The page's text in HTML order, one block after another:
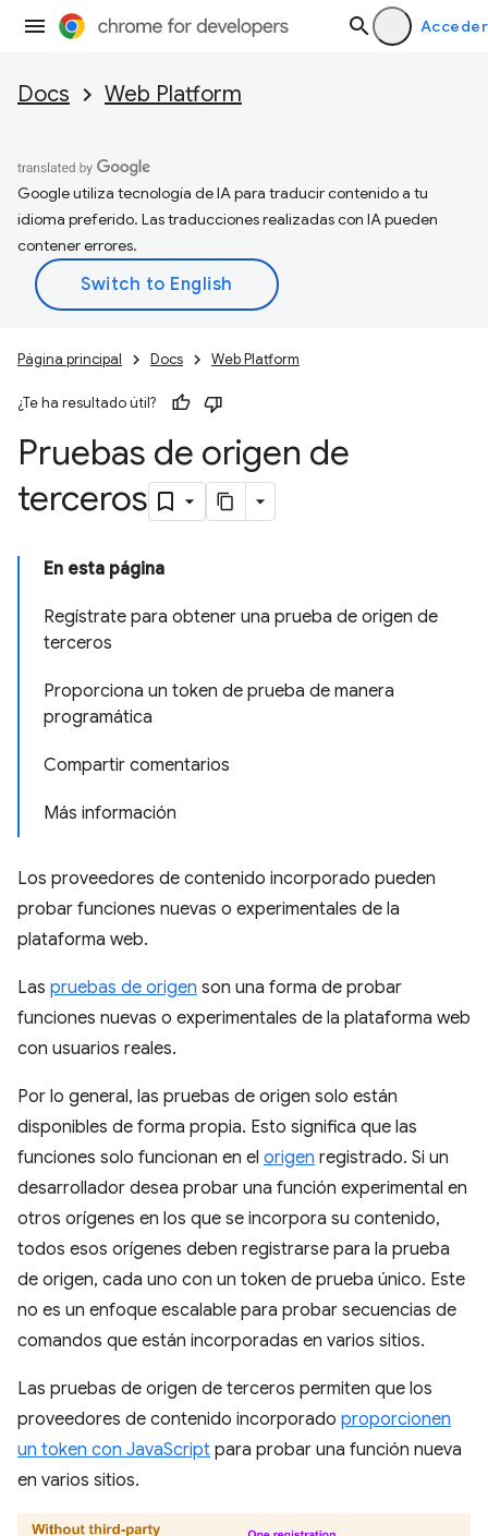
Acceder
Docs Web Platform
Google utiliza tecnología de IA para traducir contenido a tu
idioma preferido. Las traducciones realizadas con IA pueden
contener errores.
Página principal Docs Web Platform
¿Te ha resultado útil?
Pruebas de origen de
terceros
En esta página
Regístrate para obtener una prueba de origen de
terceros
Proporciona un token de prueba de manera
programática
Compartir comentarios
Más información
Los proveedores de contenido incorporado pueden
probar funciones nuevas o experimentales de la
plataforma web.
Las pruebas de origen son una forma de probar
funciones nuevas o experimentales de la plataforma web
con usuarios reales.
Por lo general, las pruebas de origen solo están
disponibles de forma propia. Esto significa que las
funciones solo funcionan en el origen registrado. Si un
desarrollador desea probar una función experimental en
otros orígenes en los que se incorpora su contenido,
todos esos orígenes deben registrarse para la prueba
de origen, cada uno con un token de prueba único. Este
no es un enfoque escalable para probar secuencias de
comandos que están incorporadas en varios sitios.
Las pruebas de origen de terceros permiten que los
proveedores de contenido incorporado proporcionen
un token con JavaScript para probar una función nueva
en varios sitios.